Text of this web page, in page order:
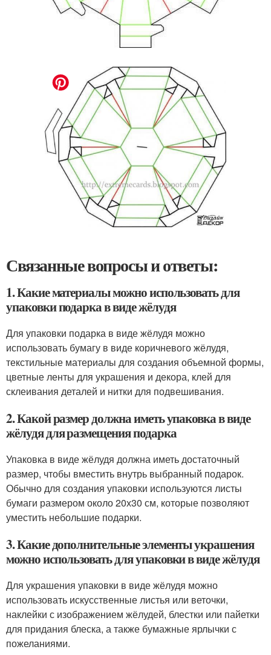
Связанные вопросы и ответы:
1. Какие материалы можно использовать для
упаковки подарка в виде жёлудя
Для упаковки подарка в виде жёлудя можно
использовать бумагу в виде коричневого жёлудя,
текстильные материалы для создания объемной формы,
цветные ленты для украшения и декора, клей для
склеивания деталей и нитки для подвешивания.
2. Какой размер должна иметь упаковка в виде
жёлудя для размещения подарка
Упаковка в виде жёлудя должна иметь достаточный
размер, чтобы вместить внутрь выбранный подарок.
Обычно для создания упаковки используются листы
бумаги размером около 20х30 см, которые позволяют
уместить небольшие подарки.
3. Какие дополнительные элементы украшения
можно использовать для упаковки в виде жёлудя
Для украшения упаковки в виде жёлудя можно
использовать искусственные листья или веточки,
наклейки с изображением жёлудей, блестки или пайетки
для придания блеска, а также бумажные ярлычки с
пожеланиями.